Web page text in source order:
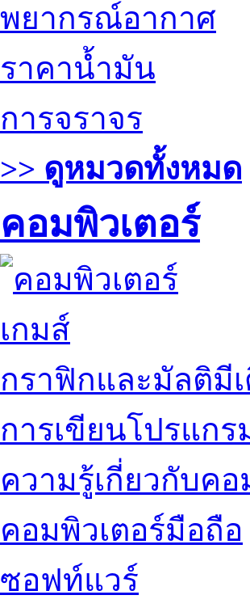
พยากรณ์อากาศ
ราคาน้ำมัน
การจราจร
>> ดูหมวดทั้งหมด
คอมพิวเตอร์
เกมส์
กราฟิกและมัลติมี
การเขียนโปรแกร
ความรู้เกี่ยวกับคอ
คอมพิวเตอร์มือถือ
ซอฟท์แวร์